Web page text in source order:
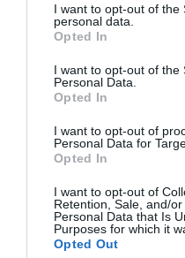
not limited to your visit or
grant or deny consent to
use your data for below
consent section.
I want to opt-out of the
personal data.
Opted In
I want to opt-out of the
Personal Data.
Opted In
I want to opt-out of
Personal Data for
Opted In
I want to opt-out of
Retention, Sale, and/
Personal Data that Is
Purposes for which it
Opted Out